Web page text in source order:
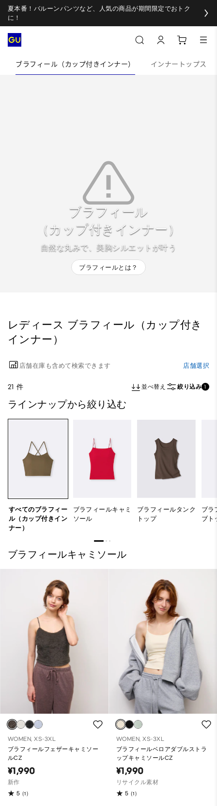
夏本番！バルーンパンツなど、人気の商品が期間限定でおトク
に！
ブラフィール（カップ付きインナー） インナートップス
ブラフィール
（カップ付きインナー）
自然な丸みで、美胸シルエットが叶う
ブラフィールとは？
レディース ブラフィール（カップ付き
インナー）
店舗在庫も含めて検索できます 店舗選択
21 件 並べ替え 絞り込み 1
ラインナップから絞り込む
すべてのブラフィー
ル（カップ付きイン
ナー）
ブラフィールキャミ
ソール
ブラフィールタンク
トップ
ブラ
ブト
ブラフィールキャミソール
WOMEN, XS-3XL
ブラフィールフェザーキャミソー
ルCZ
¥1,990
新作
5 (1)
WOMEN, XS-3XL
ブラフィールベロアダブルストラ
ップキャミソールCZ
¥1,990
リサイクル素材
5 (1)